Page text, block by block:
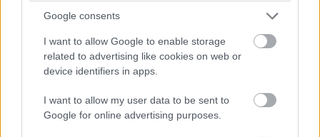
Google consents
I want to allow Google to enable storage
related to advertising like cookies on web or
device identifiers in apps.
I want to allow my user data to be sent to
Google for online advertising purposes.
Martin Brundle elemzése az időmérő előtt: „A Mercedesnek új
első szárnya van, ami egy kicsit segít, de mindig is jobban
mentek a nagy leszorítóerős beállításokkal. A kör nagy
részében képesek abban a zónában vezetni az autót, ahol a
legjobban működik. A pilóták azt mondják, hogy nem érzik
különösebben jónak, de az óra mást mutat” – mondta el a Sky
Sports adásában.